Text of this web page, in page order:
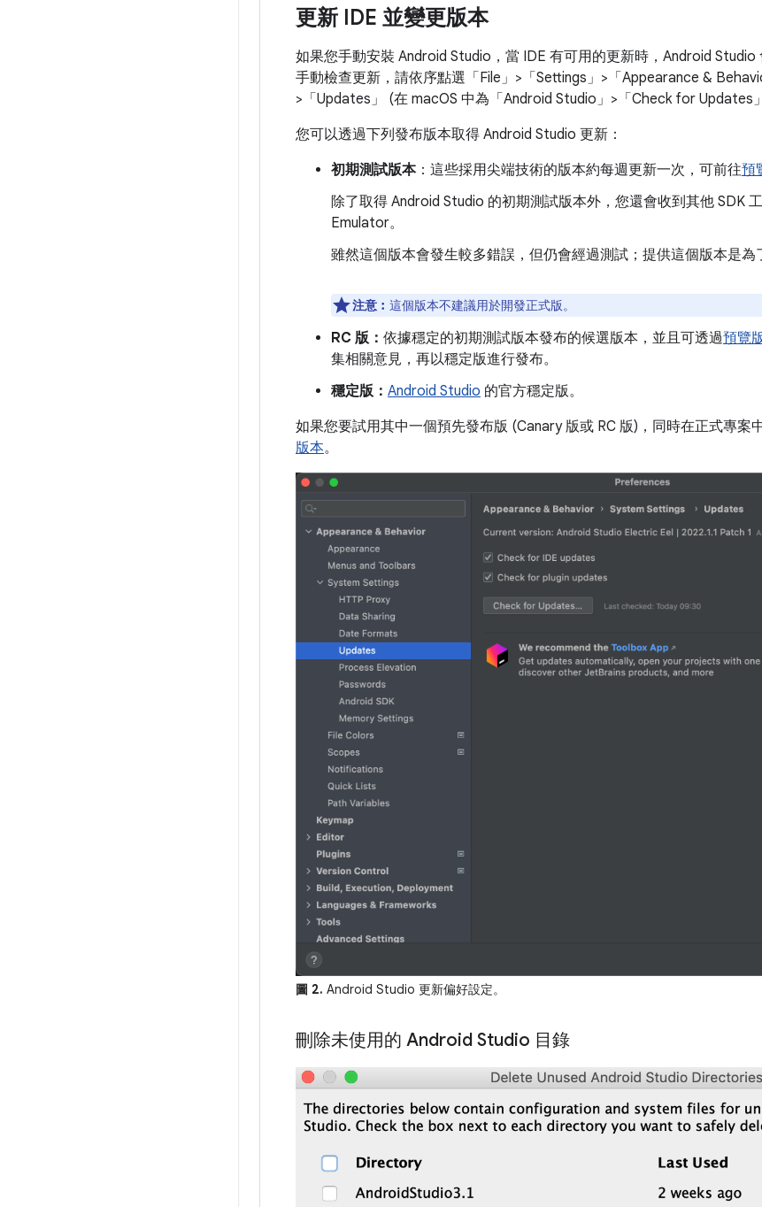
更新 IDE 並變更版本
如果您手動安裝 Android Studio，當 IDE 有可用的更新時，Android
手動檢查更新，請依序點選「File」 >「Settings」 >「Appearance &
>「Updates」
(在 macOS 中為「Android Studio」 >「Check for Updates」
您可以透過下列發布版本取得 Android Studio 更新：
初期測試版本：這些採用尖端技術的版本約每週更新一次，可前往預
除了取得 Android Studio 的初期測試版本外，您還會收到其他 SDK
Emulator。
雖然這個版本會發生較多錯誤，但仍會經過測試；提供這個版本是為
注意︰ 這個版本不建議用於開發正式版。
RC 版： 依據穩定的初期測試版本發布的候選版本，並且可透過預覽
集相關意見，再以穩定版進行發布。
穩定版： Android Studio 的官方穩定版。
如果您要試用其中一個預先發布版 (Canary 版或 RC 版)，同時在正式專案
版本。
圖 2. Android Studio 更新偏好設定。
刪除未使用的 Android Studio 目錄